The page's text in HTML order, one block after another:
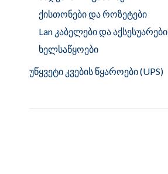
ქისთონები და როზეტები
Lan კაბელები და აქსესუარები
ხელსაწყოები
უწყვეტი კვების წყაროები (UPS)